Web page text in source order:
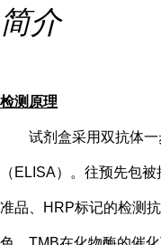
简介
检测原理
试剂盒采用双抗体
（ ELISA）。往预先包
准品、HRP标记的检测